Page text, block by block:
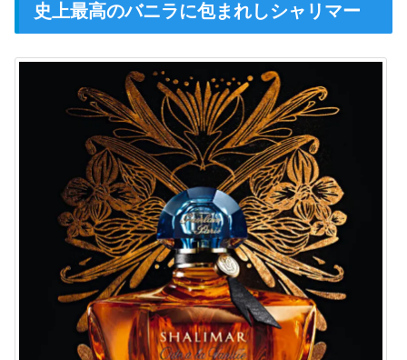
史上最高のバニラに包まれしシャリマー